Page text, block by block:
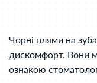
Чорні плями на
дискомфорт. Вони
ознакою